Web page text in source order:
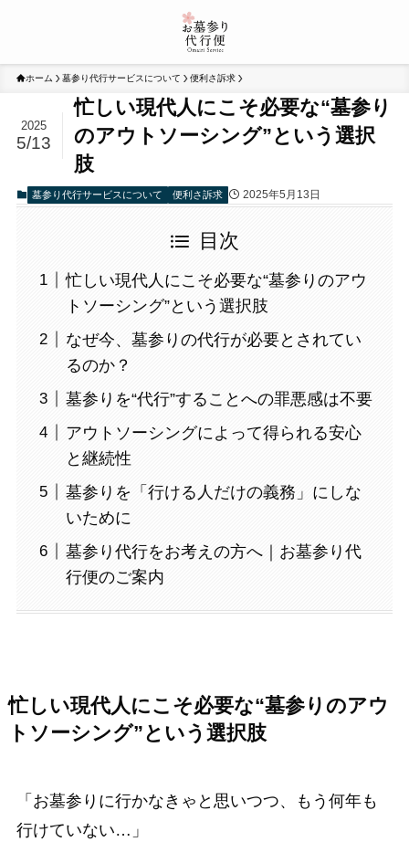
ホーム 墓参り代行サービスについて 便利さ訴求
忙しい現代人にこそ必要な“墓参り
のアウトソーシング”という選択
肢
2025
5/13
墓参り代行サービスについて 便利さ訴求 2025年5月13日
目次
忙しい現代人にこそ必要な“墓参りのアウ
トソーシング”という選択肢
なぜ今、墓参りの代行が必要とされてい
るのか？
墓参りを“代行”することへの罪悪感は不要
アウトソーシングによって得られる安心
と継続性
墓参りを「行ける人だけの義務」にしな
いために
墓参り代行をお考えの方へ｜お墓参り代
行便のご案内
忙しい現代人にこそ必要な“墓参りのアウ
トソーシング”という選択肢
「お墓参りに行かなきゃと思いつつ、もう何年も
行けていない…」